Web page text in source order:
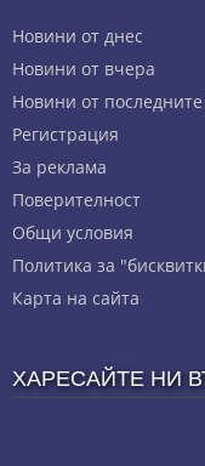
Новини от днес
Новини от вчера
Новини от
Регистрация
За реклама
Πoвepитeлнocт
Общи условия
Политика за
Карта на сайта
ХАРЕСАЙТЕ НИ